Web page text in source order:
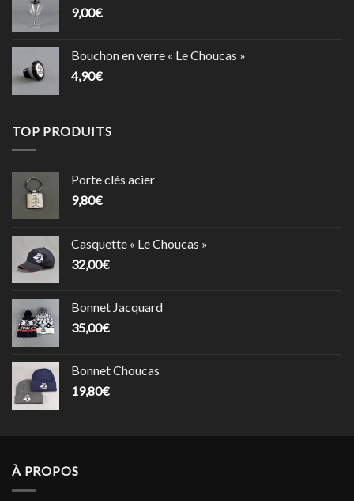
9,00€
Bouchon en verre « Le Choucas »
4,90€
TOP PRODUITS
Porte clés acier
9,80€
Casquette « Le Choucas »
32,00€
Bonnet Jacquard
35,00€
Bonnet Choucas
19,80€
À PROPOS